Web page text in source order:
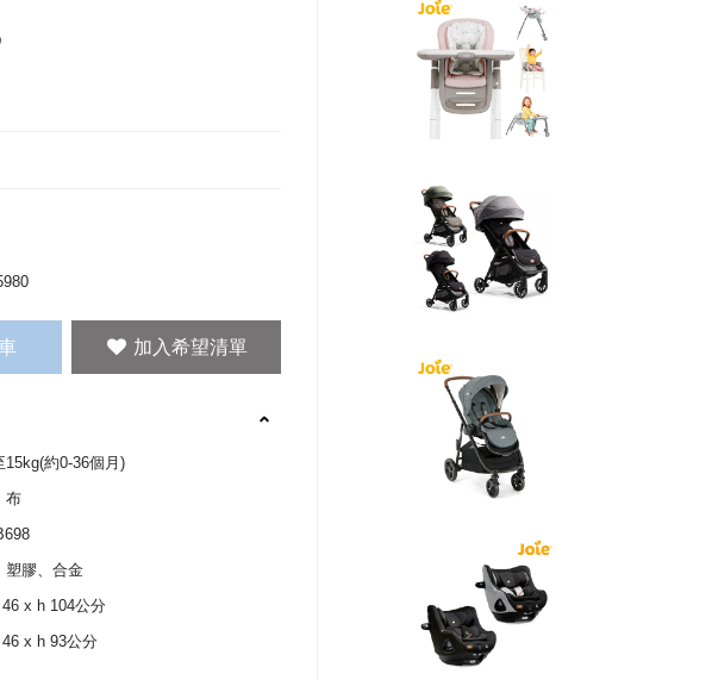
約0-36個月)
布
塑膠、合金
x h 104公分
x h 93公分